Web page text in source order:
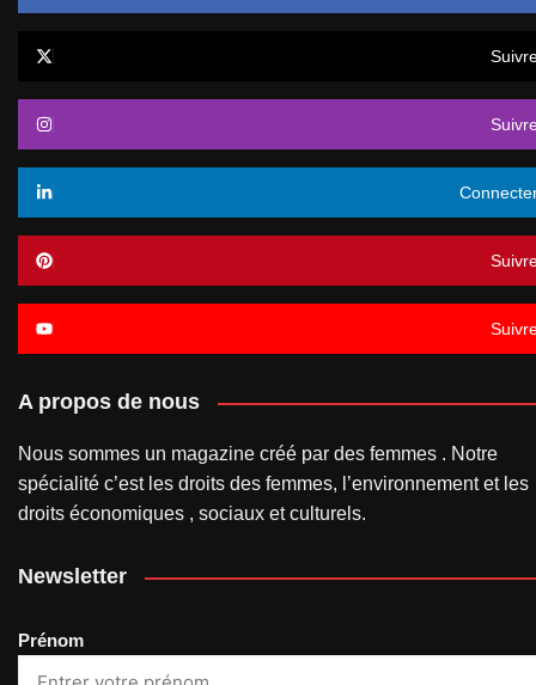
A propos de nous
Nous sommes un magazine créé par des femmes . Notre
spécialité c’est les droits des femmes, l’environnement et les
droits économiques , sociaux et culturels.
Newsletter
Prénom